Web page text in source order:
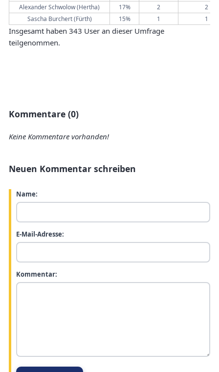
Alexander Schwolow (Hertha)
17% 2
2
Sascha Burchert (Fürth)
15% 1 1
Insgesamt haben 343 User an dieser Umfrage
teilgenommen.
Kommentare (0)
Keine Kommentare vorhanden!
Neuen Kommentar schreiben
Name:
E-Mail-Adresse:
Kommentar: